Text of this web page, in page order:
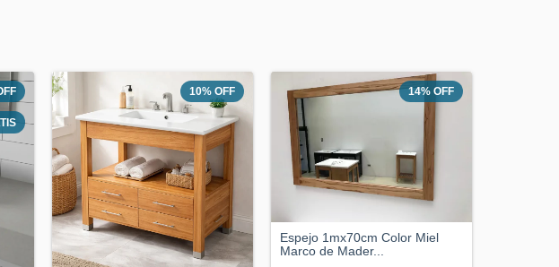
10% OFF 14% OFF
Espejo 1mx70cm Color Miel
Marco de Mader...